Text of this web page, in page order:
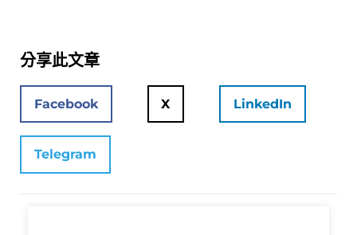
分享此文章
Facebook X LinkedIn
Telegram